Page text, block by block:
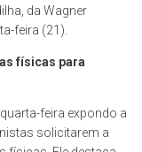
da Wagner
feira (21).
físicas para
feira expondo a
solicitarem a